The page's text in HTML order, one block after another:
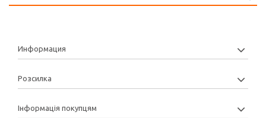
Информация
Розсилка
Інформація покупцям